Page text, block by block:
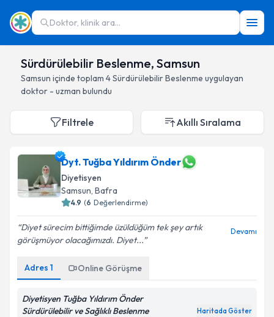
Doktor, klinik ara...
Sürdürülebilir Beslenme, Samsun
Samsun içinde toplam 4Sürdürülebilir Beslenme uygulayan
doktor - uzman bulundu
Filtrele Akıllı Sıralama
Dyt. Tuğba Yıldırım Önder
Diyetisyen
Samsun, Bafra
4.9 (6 Değerlendirme)
Diyet sürecim bittiğimde üzüldüğüm tek şey artık
görüşmüyor olacağımızdı. Diyet...
Devamı
Adres 1 Online Görüşme
Diyetisyen Tuğba Yıldırım Önder
Sürdürülebilir ve Sağlıklı Beslenme
Haritada Göster